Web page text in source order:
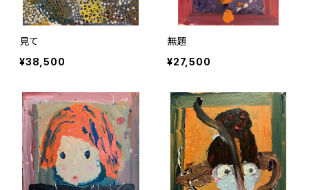
見て
¥38,500
無題
¥27,500